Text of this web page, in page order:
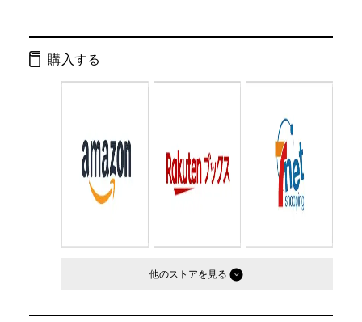
ページ数：
判型： 文庫判
購入する
他のストア